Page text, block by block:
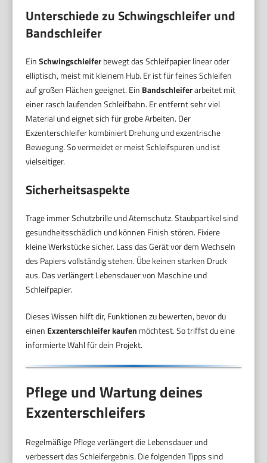
Unterschiede zu Schwingschleifer und
Bandschleifer
EinSchwingschleiferbewegt das Schleifpapier linear oder
elliptisch, meist mit kleinem Hub. Er ist für feines Schleifen
auf großen Flächen geeignet. Ein Bandschleiferarbeitet mit
einer rasch laufenden Schleifbahn. Er entfernt sehr viel
Material und eignet sich für grobe Arbeiten. Der
Exzenterschleifer kombiniert Drehung und exzentrische
Bewegung. So vermeidet er meist Schleifspuren und ist
vielseitiger.
Sicherheitsaspekte
Trage immer Schutzbrille und Atemschutz. Staubpartikel sind
gesundheitsschädlich und können Finish stören. Fixiere
kleine Werkstücke sicher. Lass das Gerät vor dem Wechseln
des Papiers vollständig stehen. Übe keinen starken Druck
aus. Das verlängert Lebensdauer von Maschine und
Schleifpapier.
Dieses Wissen hilft dir, Funktionen zu bewerten, bevor du
einen Exzenterschleifer kaufen möchtest. So triffst du eine
informierte Wahl für dein Projekt.
Pflege und Wartung deines
Exzenterschleifers
Regelmäßige Pflege verlängert die Lebensdauer und
verbessert das Schleifergebnis. Die folgenden Tipps sind